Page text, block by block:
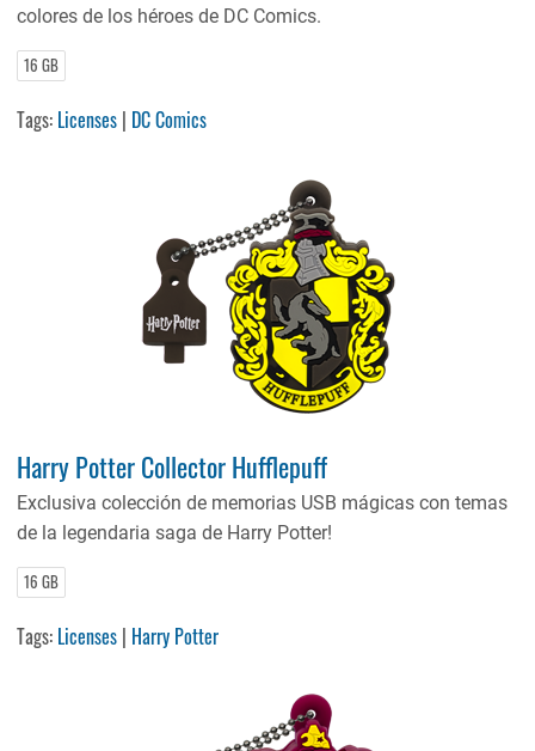
colores de los héroes de DC Comics.
16 GB
Tags: Licenses | DC Comics
Harry Potter Collector Hufflepuff
Exclusiva colección de memorias USB mágicas con temas
de la legendaria saga de Harry Potter!
16 GB
Tags: Licenses | Harry Potter